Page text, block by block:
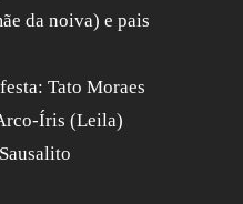
da noiva) e pais
Tato Moraes
Íris (Leila)